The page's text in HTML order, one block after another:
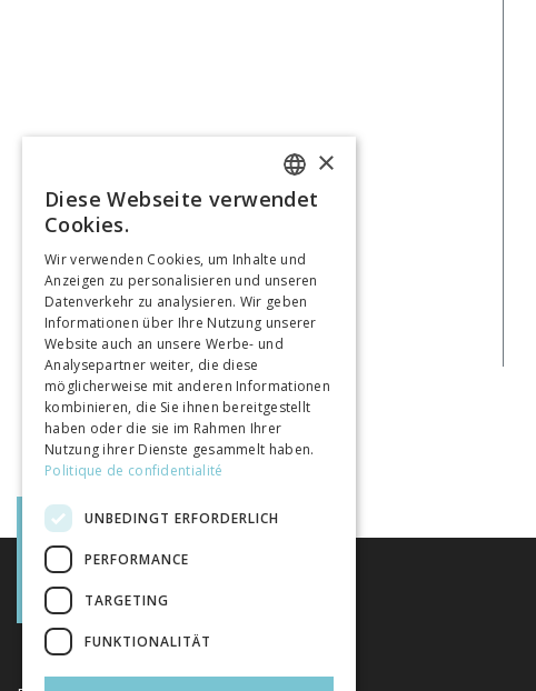
FRENCH
ITALIAN
×
Diese Webseite verwendet
Cookies.
Wir verwenden Cookies, um Inhalte und
Anzeigen zu personalisieren und unseren
Datenverkehr zu analysieren. Wir geben
Informationen über Ihre Nutzung unserer
Website auch an unsere Werbe- und
Analysepartner weiter, die diese
möglicherweise mit anderen Informationen
kombinieren, die Sie ihnen bereitgestellt
haben oder die sie im Rahmen Ihrer
Nutzung ihrer Dienste gesammelt haben.
Politique de confidentialité
UNBEDINGT ERFORDERLICH
PERFORMANCE
TARGETING
FUNKTIONALITÄT